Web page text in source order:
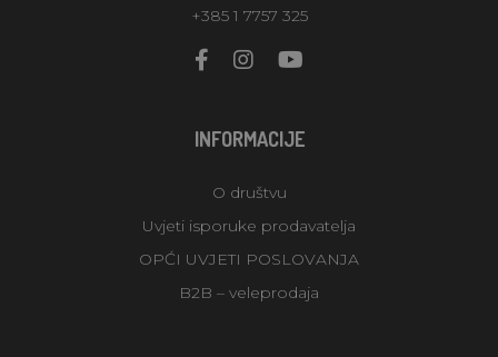
+385 1 7757 325
INFORMACIJE
O društvu
Uvjeti isporuke prodavatelja
OPĆI UVJETI POSLOVANJA
B2B – veleprodaja